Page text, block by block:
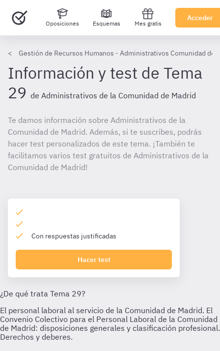
Oposiciones Esquemas Mes gratis
Acceder
Gestión de Recursos Humanos - Administrativos Comunidad de
Información y test de Tema
29 de Administrativos de la Comunidad de Madrid
Te damos información sobre Administrativos de la
Comunidad de Madrid. Además, si te suscribes, podrás
hacer test personalizados de este tema. ¡También te
facilitamos varios test gratuitos de Administrativos de la
Comunidad de Madrid!
Con respuestas justificadas
Hacer test